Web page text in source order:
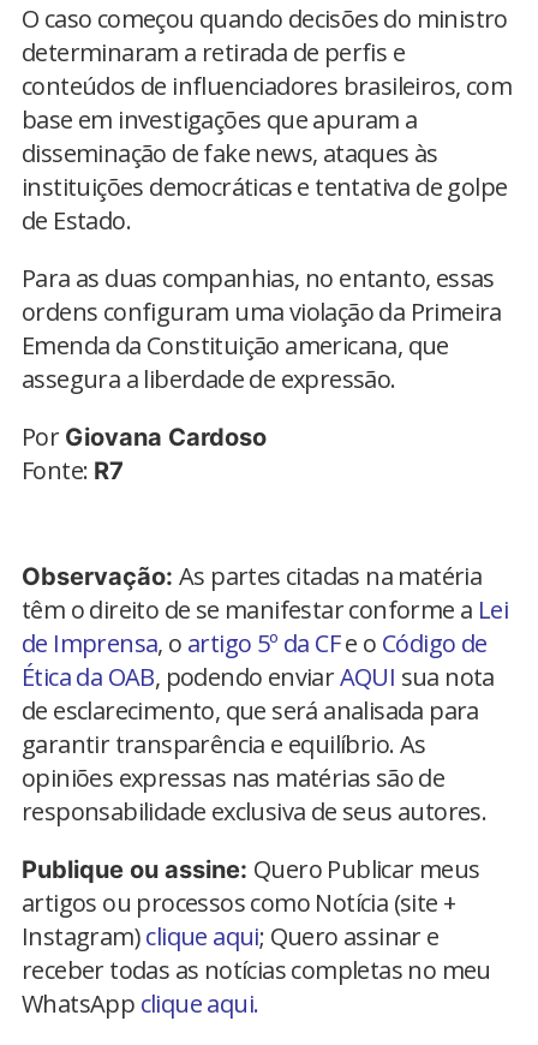
O caso começou quando decisões do ministro
determinaram a retirada de perfis e
conteúdos de influenciadores brasileiros, com
base em investigações que apuram a
disseminação de fake news, ataques às
instituições democráticas e tentativa de golpe
de Estado.
Para as duas companhias, no entanto, essas
ordens configuram uma violação da Primeira
Emenda da Constituição americana, que
assegura a liberdade de expressão.
Por Giovana Cardoso
Fonte: R7
Observação: As partes citadas na matéria
têm o direito de se manifestar conforme a Lei
de Imprensa, o artigo 5º da CFe o Código de
Ética da OAB, podendo enviarAQUI sua nota
de esclarecimento, que será analisada para
garantir transparência e equilíbrio. As
opiniões expressas nas matérias são de
responsabilidade exclusiva de seus autores.
Publique ou assine: Quero Publicar meus
artigos ou processos como Notícia (site +
Instagram)clique aqui; Quero assinar e
receber todas as notícias completas no meu
WhatsApp clique aqui.